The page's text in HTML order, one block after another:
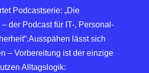
Podcastserie: „Die
der Podcast für IT-, Personal-
lässt sich
– Vorbereitung ist der einzige
Alltagslogik: